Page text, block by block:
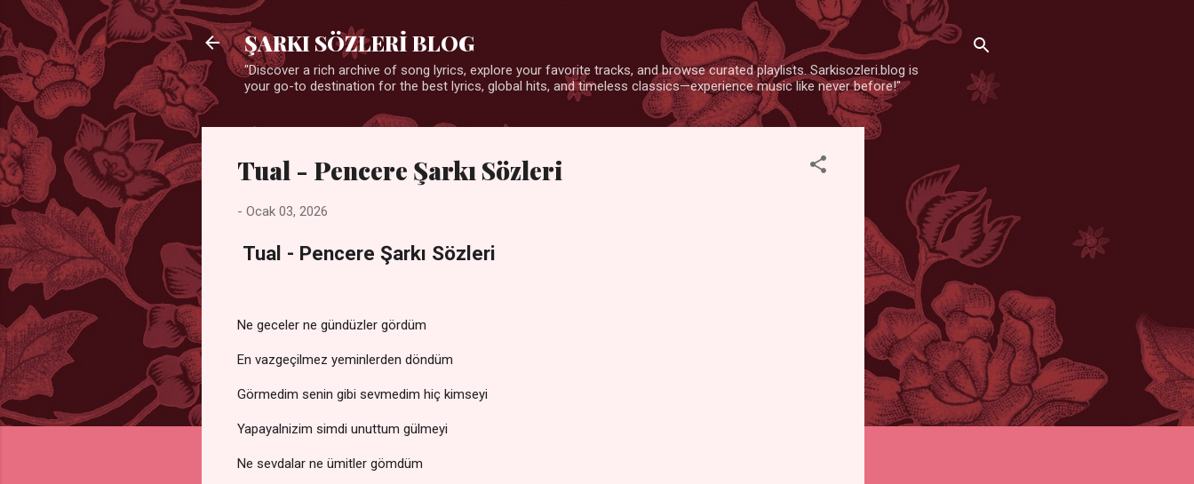
ŞARKI SÖZLERİ BLOG
"Discover a rich archive of song lyrics, explore your favorite tracks, and browse curated playlists. Sarkisozleri.blog is
your go-to destination for the best lyrics, global hits, and timeless classics—experience music like never before!"
Tual - Pencere Şarkı Sözleri
- Ocak 03, 2026
Tual - Pencere Şarkı Sözleri
Ne geceler ne gündüzler gördüm
En vazgeçilmez yeminlerden döndüm
Görmedim senin gibi sevmedim hiç kimseyi
Yapayalnizim simdi unuttum gülmeyi
Ne sevdalar ne ümitler gömdüm